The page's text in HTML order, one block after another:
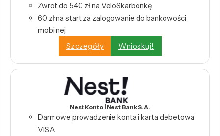
Zwrot do 540 zł na VeloSkarbonkę
60 zł na start za zalogowanie do bankowości
mobilnej
Szczegóły
Wnioskuj!
Nest Konto | Nest Bank S.A.
Darmowe prowadzenie konta i karta debetowa
VISA